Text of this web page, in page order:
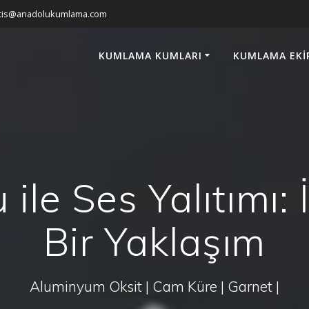
KUMLAMA KUMLARI KUMLAMA
Ses
Bir Yaklaşım
Aluminyum Oksit | Cam Küre | Garnet |